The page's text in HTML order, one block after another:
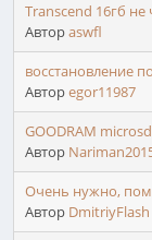
Transcend 16гб не
Авторaswfl
восстановление
Авторegor11987
GOODRAM microsd
Автор
Очень нужно,
Автор DmitriyFlash